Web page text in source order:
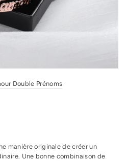
Double Prénoms
manière originale de créer un
Une bonne combinaison de